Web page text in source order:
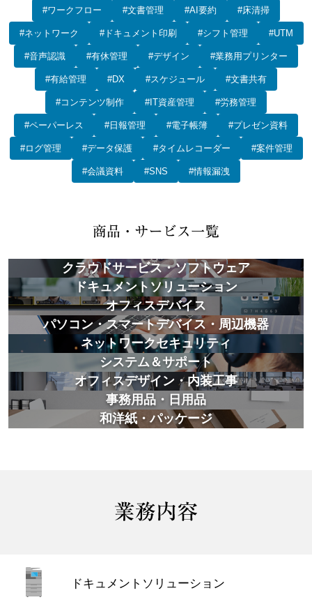
#ワークフロー #文書管理 #AI要約 #床清掃
#ネットワーク #ドキュメント印刷 #シフト管理 #UTM
#音声認識 #有休管理 #デザイン #業務用プリンター
#有給管理 #DX #スケジュール #文書共有
#コンテンツ制作 #IT資産管理 #労務管理
#ペーパーレス #日報管理 #電子帳簿 #プレゼン資料
#ログ管理 #データ保護 #タイムレコーダー #案件管理
#会議資料 #SNS #情報漏洩
クラウドサービス・ソフトウェア
ドキュメントソリューション
オフィスデバイス
パソコン・スマートデバイス・周辺機器
ネットワークセキュリティ
システム＆サポート
オフィスデザイン・内装工事
事務用品・日用品
和洋紙・パッケージ
ドキュメント ソリューション